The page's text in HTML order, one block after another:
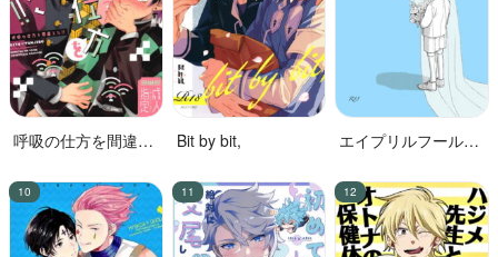
呼吸の仕方を間違え
Bit by bit,
エイプリルフールの